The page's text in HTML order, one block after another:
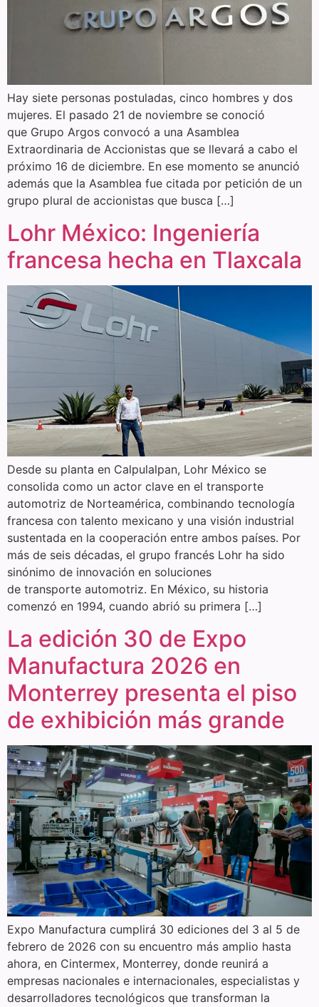
Hay siete personas postuladas, cinco hombres y dos
mujeres. El pasado 21 de noviembre se conoció
que Grupo Argos convocó a una Asamblea
Extraordinaria de Accionistas que se llevará a cabo el
próximo 16 de diciembre. En ese momento se anunció
además que la Asamblea fue citada por petición de un
grupo plural de accionistas que busca […]
Lohr México: Ingeniería
francesa hecha en Tlaxcala
Desde su planta en Calpulalpan, Lohr México se
consolida como un actor clave en el transporte
automotriz de Norteamérica, combinando tecnología
francesa con talento mexicano y una visión industrial
sustentada en la cooperación entre ambos países. Por
más de seis décadas, el grupo francés Lohr ha sido
sinónimo de innovación en soluciones
de transporte automotriz. En México, su historia
comenzó en 1994, cuando abrió su primera […]
La edición 30 de Expo
Manufactura 2026 en
Monterrey presenta el piso
de exhibición más grande
Expo Manufactura cumplirá 30 ediciones del 3 al 5 de
febrero de 2026 con su encuentro más amplio hasta
ahora, en Cintermex, Monterrey, donde reunirá a
empresas nacionales e internacionales, especialistas y
desarrolladores tecnológicos que transforman la